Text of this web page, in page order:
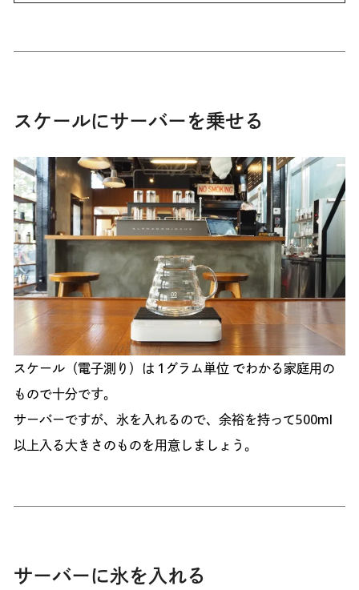
スケールにサーバーを乗せる
スケール（電子測り）は 1グラム単位 でわかる家庭用の
もので十分です。
サーバーですが、氷を入れるので、余裕を持って500ml
以上入る大きさのものを用意しましょう。
サーバーに氷を入れる